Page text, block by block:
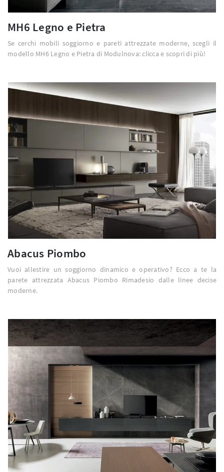
MH6 Legno e Pietra
Se cerchi mobili soggiorno e pareti attrezzate moderne, scegli il
modello MH6 Legno e Pietra di Modulnova: clicca e scopri di più!
Abacus Piombo
Vuoi allestire un soggiorno dinamico e operativo? Ecco a te la
parete attrezzata Abacus Piombo Rimadesio dalle linee decise
moderne.